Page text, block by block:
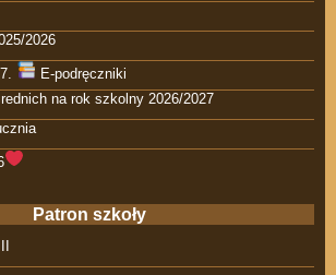
2026
E-podręczniki
na rok szkolny 2026/2027
Patron szkoły